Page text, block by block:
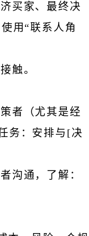
买家、最终决
用“联系人角
触。
者（尤其是经
务：安排与[决
沟通，了解：